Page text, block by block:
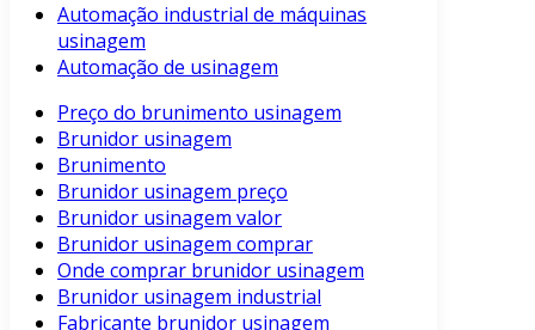
Automação industrial de máquinas
usinagem
Automação de usinagem
Preço do brunimento usinagem
Brunidor usinagem
Brunimento
Brunidor usinagem preço
Brunidor usinagem valor
Brunidor usinagem comprar
Onde comprar brunidor usinagem
Brunidor usinagem industrial
Fabricante brunidor usinagem